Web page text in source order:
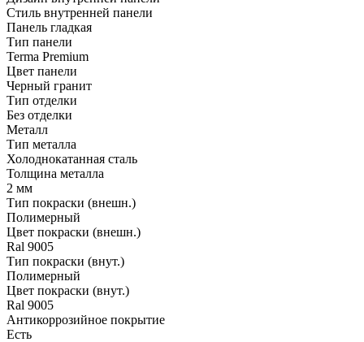
Стиль внутренней панели
Панель гладкая
Тип панели
Terma Premium
Цвет панели
Черный гранит
Тип отделки
Без отделки
Металл
Тип металла
Холоднокатанная сталь
Толщина металла
2 мм
Тип покраски (внешн.)
Полимерный
Цвет покраски (внешн.)
Ral 9005
Тип покраски (внут.)
Полимерный
Цвет покраски (внут.)
Ral 9005
Антикоррозийное покрытие
Есть